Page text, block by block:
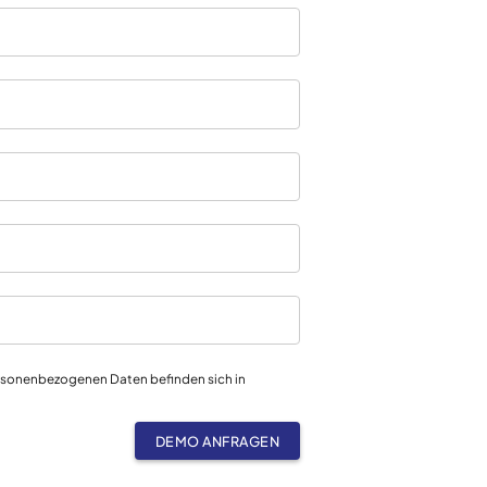
Daten befinden sich in
DEMO ANFRAGEN